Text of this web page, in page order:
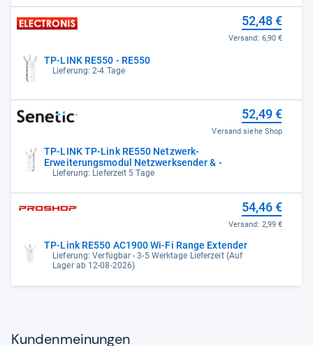
TP-LINK RE550 - RE550
Lieferung: 2-4 Tage
52,48 €
Versand: 6,90 €
TP-LINK TP-Link RE550 Netzwerk-
Erweiterungsmodul Netzwerksender & -
Lieferung: Lieferzeit 5 Tage
52,49 €
Versand siehe Shop
TP-Link RE550 AC1900 Wi-Fi Range Extender
Lieferung: Verfügbar - 3-5 Werktage Lieferzeit (Auf
Lager ab 12-08-2026)
54,46 €
Versand: 2,99 €
Kun­den­mei­nun­gen